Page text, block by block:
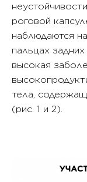
роговой
наблюдаются
пальцах
высокая
тела,
(рис. 1 и 2).